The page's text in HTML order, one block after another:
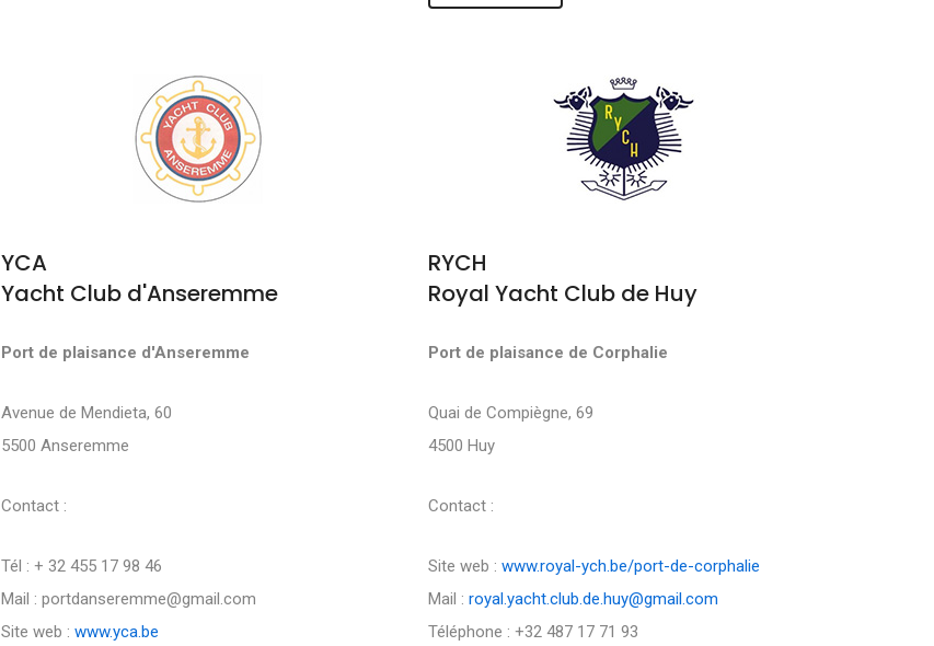
YCA
Yacht Club d'Anseremme
Port de plaisance d'Anseremme
Avenue de Mendieta, 60
5500 Anseremme
Contact :
Tél : + 32 455 17 98 46
Mail : portdanseremme@gmail.com
Site web : www.yca.be
RYCH
Royal Yacht Club de Huy
Port de plaisance de Corphalie
Quai de Compiègne, 69
4500 Huy
Contact :
Site web : www.royal-ych.be/port-de-corphalie
Mail : royal.yacht.club.de.huy@gmail.com
Téléphone : +32 487 17 71 93